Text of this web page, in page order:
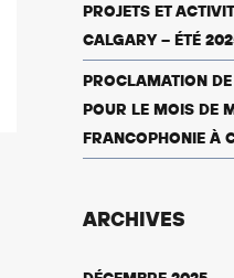
PROJETS ET
CALGARY – ÉTÉ
PROCLAMATION
POUR LE MOIS DE
FRANCOPHONIE À
ARCHIVES